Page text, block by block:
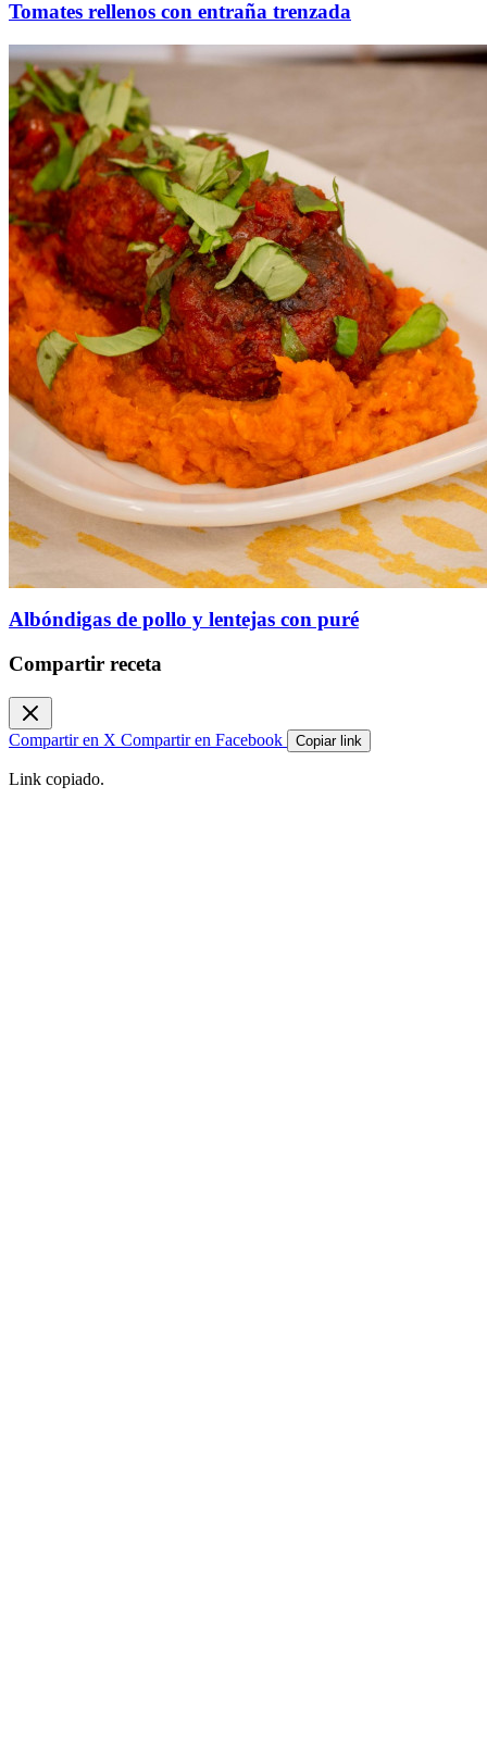
Tomates rellenos con entraña trenzada
Albóndigas de pollo y lentejas con puré
Compartir receta
Compartir en X Compartir en Facebook Copiar link
Link copiado.